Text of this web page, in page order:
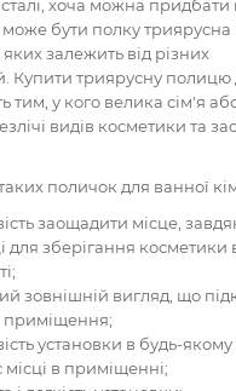
хоча можна придбати
бути полку триярусна
яких залежить від різних
Купити триярусну полицю
тим, у кого велика сім'я
видів косметики та
поличок для ванної
заощадити місце,
для зберігання косметики
зовнішній вигляд, що
приміщення;
установки в будь-
місці в приміщенні;